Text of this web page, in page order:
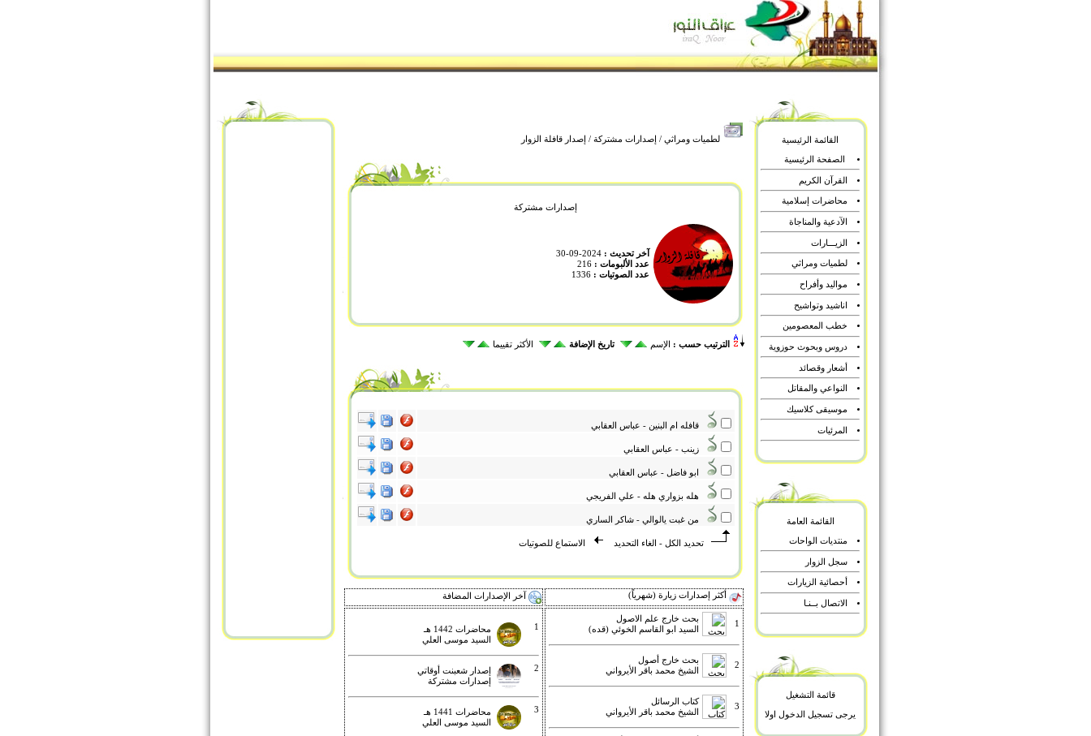
لطميات ومراثي / إصدارات مشتركة / إصدار قافلة الزوار
إصدارات مشتركة
آخر تحديث : 2024-09-30
عدد الألبومات : 216
عدد الصوتيات : 1336
الترتيب حسب : الإسم تاريخ الإضافة الأكثر تقييما
قافله ام البنين - عباس العقابي
زينب - عباس العقابي
ابو فاضل - عباس العقابي
هله بزواري هله - علي الفريجي
من غبت يالوالي - شاكر الساري
تحديد الكل - الغاء التحديد الاستماع للصوتيات
أكثر إصدارات زيارة (شهرياً) آخر الإصدارات المضافة
1
بحث خارج علم الاصول
السيد ابو القاسم الخوئي (قده)
2
بحث خارج أصول
الشيخ محمد باقر الأيرواني
3
كتاب الرسائل
الشيخ محمد باقر الأيرواني
1
محاضرات 1442 هـ
السيد موسى العلي
2
إصدار شعبنت أوقاتي
إصدارات مشتركة
3
محاضرات 1441 هـ
السيد موسى العلي
القائمة الرئيسية
الصفحة الرئيسية
القرآن الكريم
محاضرات إسلامية
الآدعية والمناجاة
الزيـــارات
لطميات ومراثي
مواليد وأفراح
اناشيد وتواشيح
خطب المعصومين
دروس وبحوث حوزوية
أشعار وقصائد
النواعي والمقاتل
موسيقى كلاسيك
المرئيات
القائمة العامة
منتديات الواحات
سجل الزوار
أحصائية الزيارات
الاتصال بــنـا
قائمة التشغيل
يرجى تسجيل الدخول اولا